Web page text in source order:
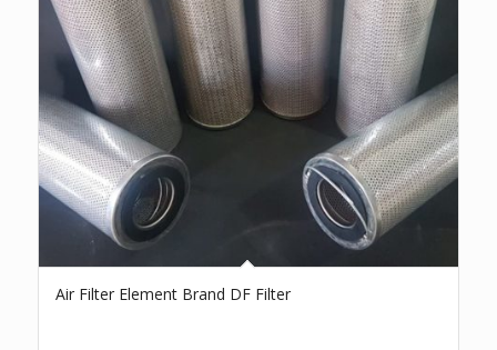
Air Filter Element Brand DF Filter